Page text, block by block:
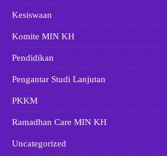
Kesiswaan
Komite MIN KH
Pendidikan
Pengantar Studi Lanjutan
PKKM
Ramadhan Care MIN KH
Uncategorized